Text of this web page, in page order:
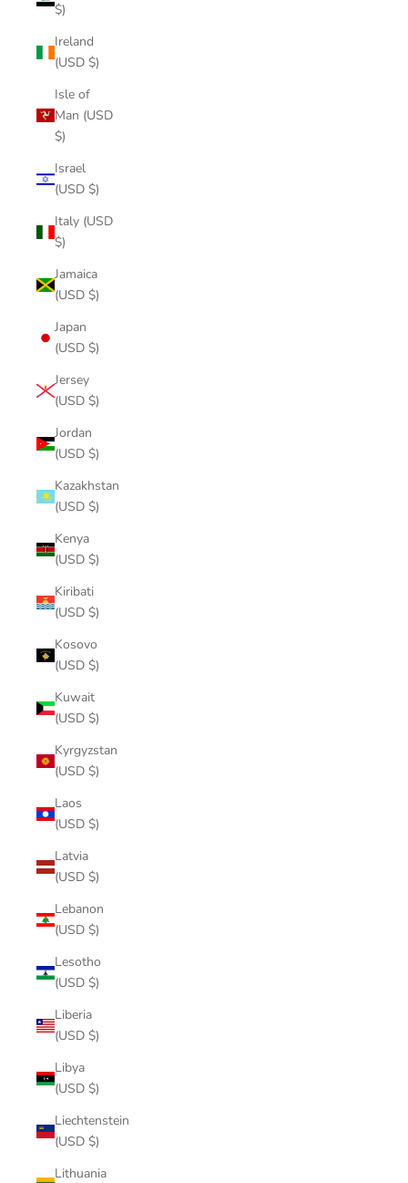
$)
Ireland
(USD $)
Isle of
Man (USD
$)
Israel
(USD $)
Italy (USD
$)
Jamaica
(USD $)
Japan
(USD $)
Jersey
(USD $)
Jordan
(USD $)
Kazakhstan
(USD $)
Kenya
(USD $)
Kiribati
(USD $)
Kosovo
(USD $)
Kuwait
(USD $)
Kyrgyzstan
(USD $)
Laos
(USD $)
Latvia
(USD $)
Lebanon
(USD $)
Lesotho
(USD $)
Liberia
(USD $)
Libya
(USD $)
Liechtenstein
(USD $)
Lithuania